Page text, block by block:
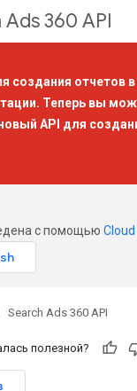
Ads 360 API
создания отчетов в
Теперь вы
API для
с помощью
Search Ads 360 API
полезной?